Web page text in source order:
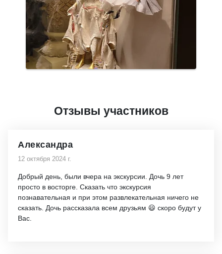
Отзывы участников
Александра
12 октября 2024 г.
Добрый день, были вчера на экскурсии. Дочь 9 лет
просто в восторге. Сказать что экскурсия
познавательная и при этом развлекательная ничего не
сказать. Дочь рассказала всем друзьям 😃 скоро будут у
Вас.